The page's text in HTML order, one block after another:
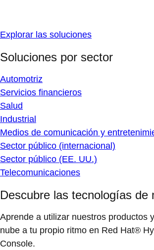
Explorar las soluciones
Soluciones por sector
Automotriz
Servicios financieros
Salud
Industrial
Medios de comunicación y
Sector público (internacional)
Sector público (EE. UU.)
Telecomunicaciones
Descubre las tecnologías de
Aprende a utilizar nuestros productos
nube a tu propio ritmo en Red Hat®
Console.